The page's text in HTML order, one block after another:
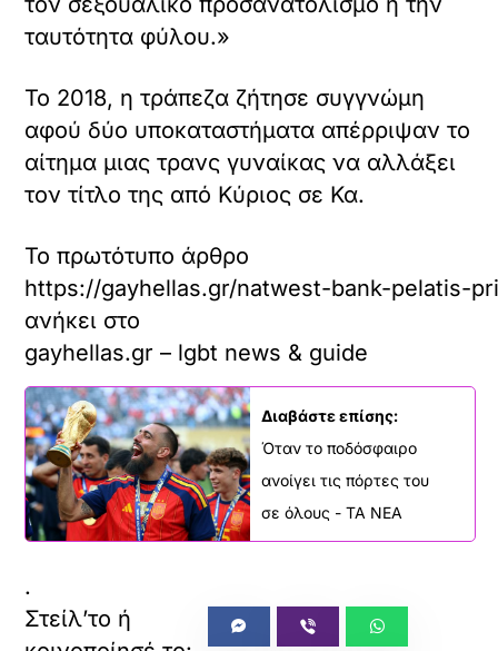
ταυτότητα φύλου.»
Το 2018, η τράπεζα ζήτησε συγγνώμη
αφού δύο υποκαταστήματα απέρριψαν το
αίτημα μιας τρανς γυναίκας να αλλάξει
τον τίτλο της από Κύριος σε Κα.
Το πρωτότυπο άρθρο
https://gayhellas.gr/natwest-bank-pelatis-
ανήκει στο
gayhellas.gr – lgbt news & guide
Διαβάστε επίσης:
Όταν το ποδόσφαιρο
ανοίγει τις πόρτες του
σε όλους - ΤΑ ΝΕΑ
.